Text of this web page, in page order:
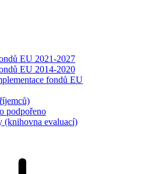
EU 2021-2027
EU 2014-2020
fondů EU
podpořeno
(knihovna evaluací)